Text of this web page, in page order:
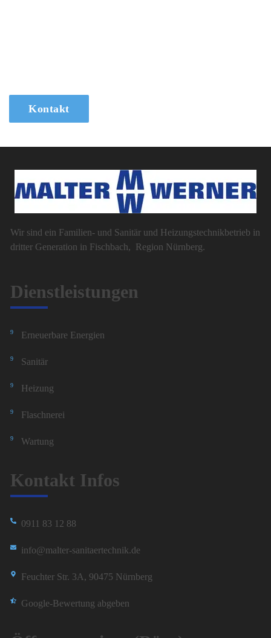
Kontakt
Wir sind ein Familien- und Sanitär und Heizungstechnikbetrieb in
dritter Generation in Fischbach, Region Nürnberg.
Dienstleistungen
Erneuerbare Energien
Sanitär
Heizung
Flaschnerei
Wartung
Kontakt Infos
0911 83 12 88
info@malter-sanitaertechnik.de
Feuchter Str. 3A, 90475 Nürnberg
Google-Bewertung abgeben